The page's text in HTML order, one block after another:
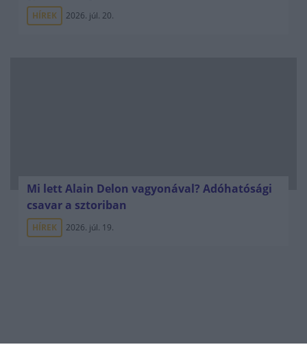
HÍREK 2026. júl. 20.
Mi lett Alain Delon vagyonával? Adóhatósági
csavar a sztoriban
HÍREK 2026. júl. 19.